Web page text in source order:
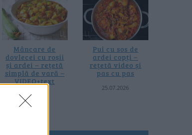
Mâncare de
dovlecei cu roșii
și ardei – rețetă
simplă de vară –
VIDEO+text
28.07.2026
Pui cu sos de
ardei copți –
rețetă video și
pas cu pas
25.07.2026